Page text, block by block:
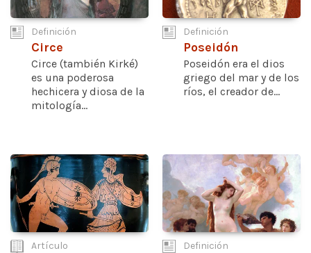
Definición
Circe
Circe (también Kirké)
es una poderosa
hechicera y diosa de la
mitología...
Definición
Poseidón
Poseidón era el dios
griego del mar y de los
ríos, el creador de...
Artículo Definición